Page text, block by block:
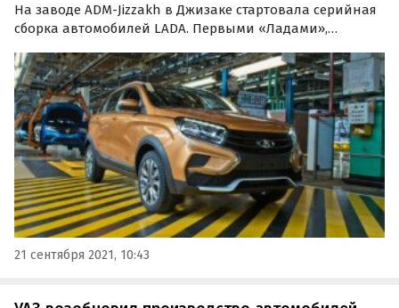
На заводе ADM-Jizzakh в Джизаке стартовала серийная
сборка автомобилей LADA. Первыми «Ладами»,
Vesta SW и кроссовер XRay.
21 сентября 2021, 10:43